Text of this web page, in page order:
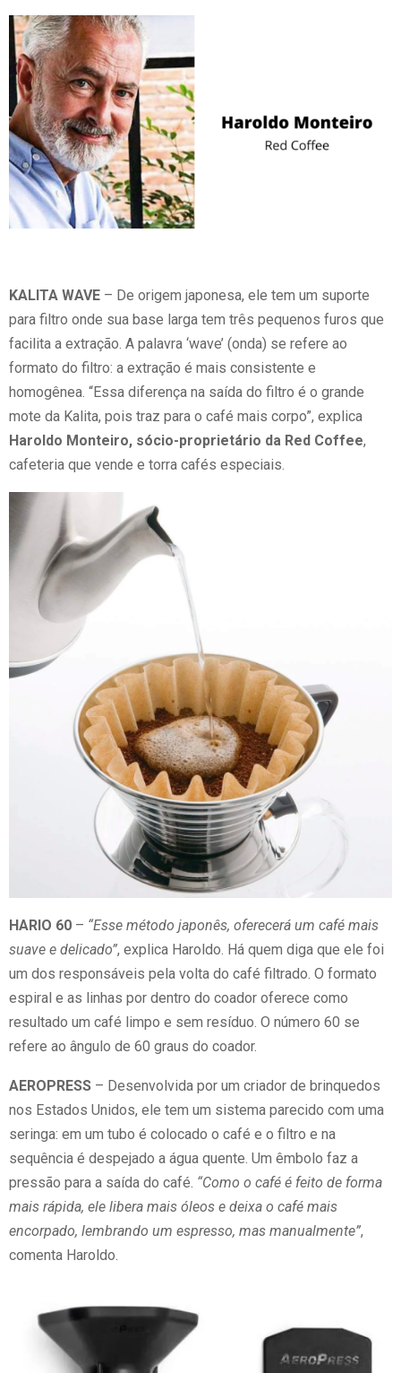
KALITA WAVE – De origem japonesa, ele tem um suporte
para filtro onde sua base larga tem três pequenos furos que
facilita a extração. A palavra ‘wave’ (onda) se refere ao
formato do filtro: a extração é mais consistente e
homogênea. “Essa diferença na saída do filtro é o grande
mote da Kalita, pois traz para o café mais corpo”, explica
Haroldo Monteiro, sócio-proprietário da Red Coffee,
cafeteria que vende e torra cafés especiais.
HARIO 60 – “Esse método japonês, oferecerá um café mais
suave e delicado”, explica Haroldo. Há quem diga que ele foi
um dos responsáveis pela volta do café filtrado. O formato
espiral e as linhas por dentro do coador oferece como
resultado um café limpo e sem resíduo. O número 60 se
refere ao ângulo de 60 graus do coador.
AEROPRESS – Desenvolvida por um criador de brinquedos
nos Estados Unidos, ele tem um sistema parecido com uma
seringa: em um tubo é colocado o café e o filtro e na
sequência é despejado a água quente. Um êmbolo faz a
pressão para a saída do café. “Como o café é feito de forma
mais rápida, ele libera mais óleos e deixa o café mais
encorpado, lembrando um espresso, mas manualmente”,
comenta Haroldo.